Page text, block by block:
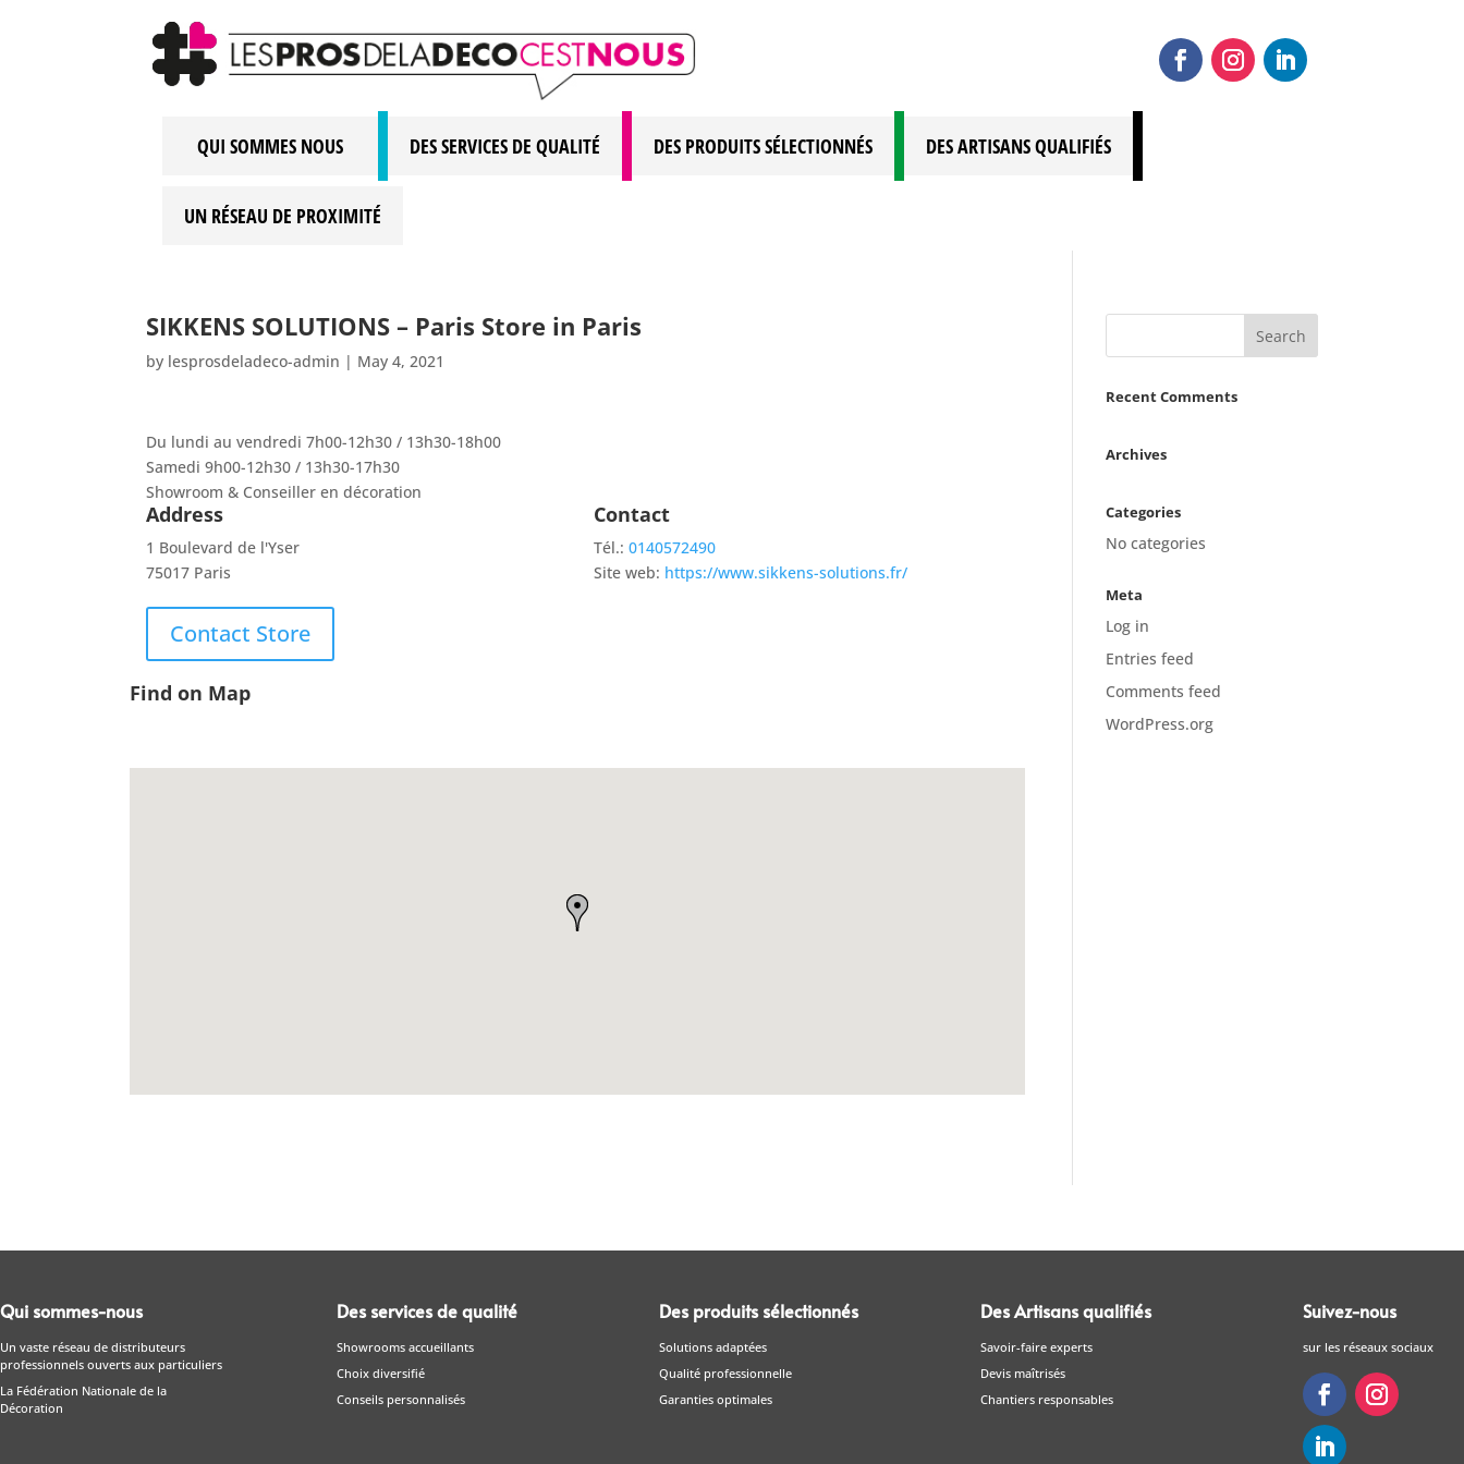
QUI SOMMES NOUS DES SERVICES DE QUALITÉ DES PRODUITS SÉLECTIONNÉS DES ARTISANS QUALIFIÉS
UN RÉSEAU DE PROXIMITÉ
SIKKENS SOLUTIONS – Paris Store in Paris
by lesprosdeladeco-admin | May 4, 2021
Du lundi au vendredi 7h00-12h30 / 13h30-18h00
Samedi 9h00-12h30 / 13h30-17h30
Showroom & Conseiller en décoration
Address
1 Boulevard de l'Yser
75017 Paris
Contact
Tél.:0140572490
Site web: https://www.sikkens-solutions.fr/
Contact Store
Find on Map
Recent Comments
Archives
Categories
No categories
Meta
Log in
Entries feed
Comments feed
WordPress.org
Qui sommes-nous
Un vaste réseau de distributeurs
professionnels ouverts aux particuliers
La Fédération Nationale de la
Décoration
Des services de qualité
Showrooms accueillants
Choix diversifié
Conseils personnalisés
Des produits sélectionnés
Solutions adaptées
Qualité professionnelle
Garanties optimales
Des Artisans qualifiés
Savoir-faire experts
Devis maîtrisés
Chantiers responsables
Suivez-nous
sur les réseaux sociaux